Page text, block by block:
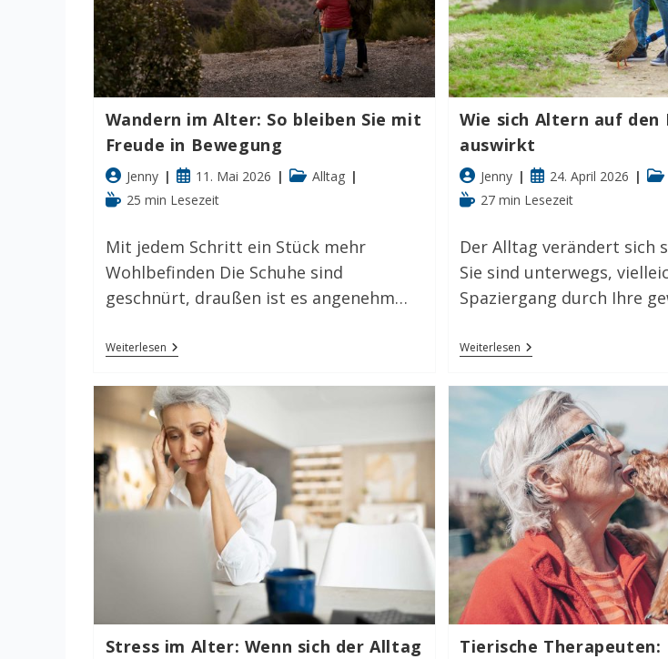
Wandern im Alter: So bleiben Sie mit
Freude in Bewegung
Beitrags-
Autor:
Jenny
Beitrag
veröffentlicht:
11. Mai 2026
Beitrags-
Alltag
Lesedauer:
25 min Lesezeit
Mit jedem Schritt ein Stück mehr
Wohlbefinden Die Schuhe sind
geschnürt, draußen ist es angenehm…
WeiterlesenWandern
Im
So
Bleiben
Mit
Freude
In
Bewegung
Wie sich Altern auf den
auswirkt
Beitrags-
Autor:
Jenny
Beitrag
veröffentlicht:
24. April 2026
Lesedauer:
27 min Lesezeit
Der Alltag verändert sich
Sie sind unterwegs,
Spaziergang durch Ihre
Weiterlesen Wie
Sich
Auf
Den
Körper
Auswirkt
Stress im Alter: Wenn sich der Alltag
Tierische Therapeuten: